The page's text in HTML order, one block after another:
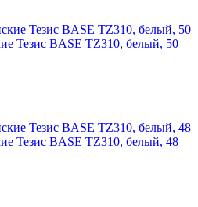
Тезис BASE TZ310, белый, 50
Тезис BASE TZ310, белый, 48